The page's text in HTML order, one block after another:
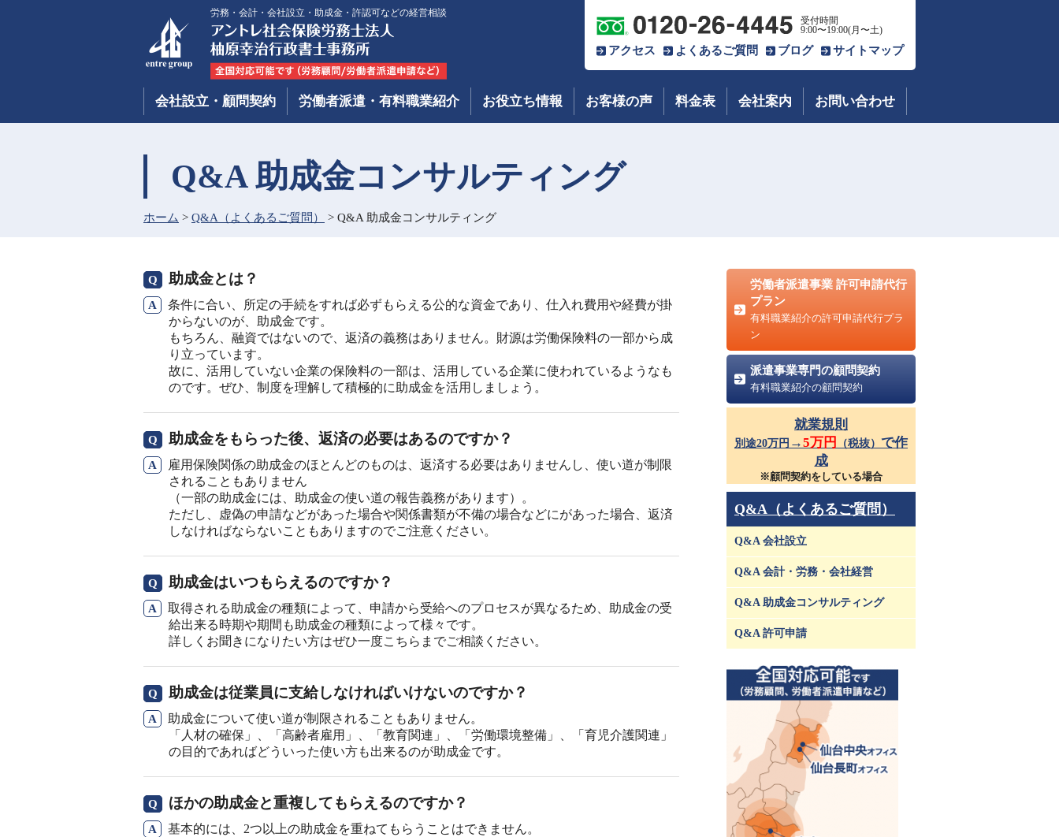
労務・会計・会社設立・助成金・許認可などの経営相談
受付時間
9:00〜19:00(月〜土)
アクセス よくあるご質問 ブログ サイトマップ
会社設立・顧問契約 労働者派遣・有料職業紹介 お役立ち情報 お客様の声 料金表 会社案内 お問い合わせ
Q&A 助成金コンサルティング
ホーム > Q&A（よくあるご質問） > Q&A 助成金コンサルティング
助成金とは？
条件に合い、所定の手続をすれば必ずもらえる公的な資金であり、仕入れ費用や経費が掛
からないのが、助成金です。
もちろん、融資ではないので、返済の義務はありません。財源は労働保険料の一部から成
り立っています。
故に、活用していない企業の保険料の一部は、活用している企業に使われているようなも
のです。ぜひ、制度を理解して積極的に助成金を活用しましょう。
助成金をもらった後、返済の必要はあるのですか？
雇用保険関係の助成金のほとんどのものは、返済する必要はありませんし、使い道が制限
されることもありません
（一部の助成金には、助成金の使い道の報告義務があります）。
ただし、虚偽の申請などがあった場合や関係書類が不備の場合などにがあった場合、返済
しなければならないこともありますのでご注意ください。
助成金はいつもらえるのですか？
取得される助成金の種類によって、申請から受給へのプロセスが異なるため、助成金の受
給出来る時期や期間も助成金の種類によって様々です。
詳しくお聞きになりたい方はぜひ一度こちらまでご相談ください。
助成金は従業員に支給しなければいけないのですか？
助成金について使い道が制限されることもありません。
「人材の確保」、「高齢者雇用」、「教育関連」、「労働環境整備」、「育児介護関連」
の目的であればどういった使い方も出来るのが助成金です。
ほかの助成金と重複してもらえるのですか？
基本的には、2つ以上の助成金を重ねてもらうことはできません。
労働者派遣事業 許可申請代行
プラン
有料職業紹介の許可申請代行プラ
ン
派遣事業専門の顧問契約
有料職業紹介の顧問契約
就業規則
別途20万円 →5万円 （税抜） で作
成
※顧問契約をしている場合
Q&A（よくあるご質問）
Q&A 会社設立
Q&A 会計・労務・会社経営
Q&A 助成金コンサルティング
Q&A 許可申請